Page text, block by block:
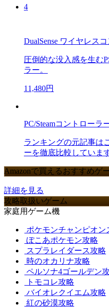
4
DualSense ワイヤレス
圧倒的な没入感を生む
ラー。
11,480円
PC/Steamコントローラ
ランキングの元記事は
ーを徹底比較していま
Amazonで買えるおすすめゲ
詳細を見る
攻略取扱いゲーム
家庭用ゲーム機
ポケモンチャンピオン
ぽこあポケモン攻略
スプラレイダース攻略
時のオカリナ攻略
ペルソナ4ゴールデン
トモコレ攻略
バイオレクイエム攻略
紅の砂漠攻略